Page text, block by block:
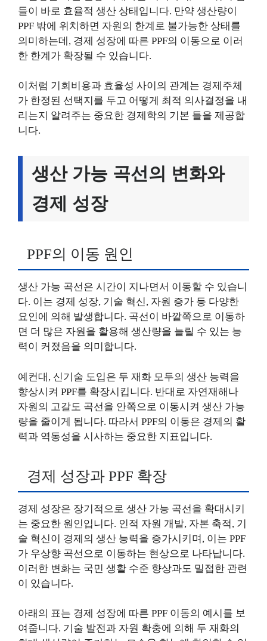
들이 바로 효율적 생산 상태입니다. 만약 생산량이
PPF 밖에 위치하면 자원의 한계로 불가능한 상태를
의미하는데, 경제 성장에 따른 PPF의 이동으로 이러
한 한계가 확장될 수 있습니다.
이처럼 기회비용과 효율성 사이의 관계는 경제주체
가 한정된 선택지를 두고 어떻게 최적 의사결정을 내
리는지 알려주는 중요한 경제학의 기본 틀을 제공합
니다.
생산 가능 곡선의 변화와
경제 성장
PPF의 이동 원인
생산 가능 곡선은 시간이 지나면서 이동할 수 있습니
다. 이는 경제 성장, 기술 혁신, 자원 증가 등 다양한
요인에 의해 발생합니다. 곡선이 바깥쪽으로 이동하
면 더 많은 자원을 활용해 생산량을 늘릴 수 있는 능
력이 커졌음을 의미합니다.
예컨대, 신기술 도입은 두 재화 모두의 생산 능력을
향상시켜 PPF를 확장시킵니다. 반대로 자연재해나
자원의 고갈도 곡선을 안쪽으로 이동시켜 생산 가능
량을 줄이게 됩니다. 따라서 PPF의 이동은 경제의 활
력과 역동성을 시사하는 중요한 지표입니다.
경제 성장과 PPF 확장
경제 성장은 장기적으로 생산 가능 곡선을 확대시키
는 중요한 원인입니다. 인적 자원 개발, 자본 축적, 기
술 혁신이 경제의 생산 능력을 증가시키며, 이는 PPF
가 우상향 곡선으로 이동하는 현상으로 나타납니다.
이러한 변화는 국민 생활 수준 향상과도 밀접한 관련
이 있습니다.
아래의 표는 경제 성장에 따른 PPF 이동의 예시를 보
여줍니다. 기술 발전과 자원 확충에 의해 두 재화의